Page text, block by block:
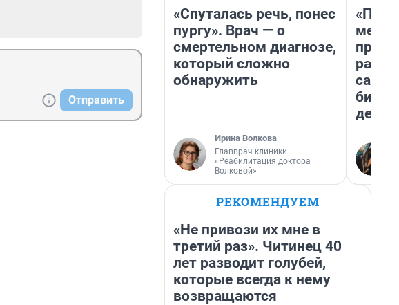
Отправить
«Спуталась речь, понес
пургу». Врач — о
смертельном диагнозе,
который сложно
обнаружить
Ирина Волкова
Главврач клиники
«Реабилитация доктора
Волковой»
РЕКОМЕНДУЕМ
«Не привози их мне в
третий раз». Читинец 40
лет разводит голубей,
которые всегда к нему
возвращаются